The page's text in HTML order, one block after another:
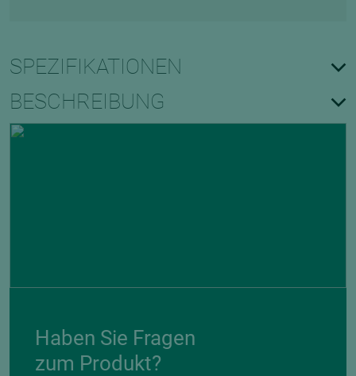
SPEZIFIKATIONEN
BESCHREIBUNG
Haben Sie Fragen
zum Produkt?